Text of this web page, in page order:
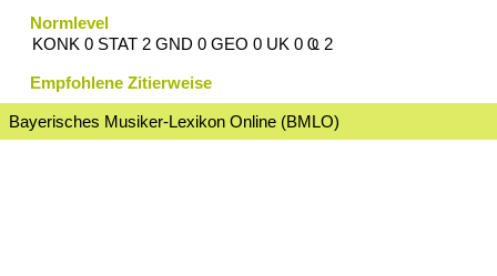
Normlevel
KONK 0 STAT 2 GND 0 GEO 0 UK 0 Ҩ 2
Empfohlene Zitierweise
Bayerisches Musiker-Lexikon Online (BMLO)